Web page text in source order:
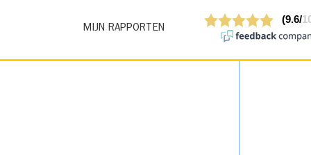
MIJN RAPPORTEN